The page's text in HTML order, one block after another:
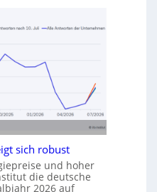
sich robust
und hoher
die deutsche
2026 auf